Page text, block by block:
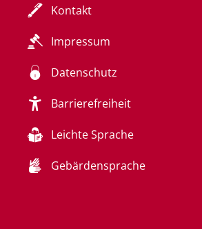
Kontakt
Impressum
Datenschutz
Barrierefreiheit
Leichte Sprache
Gebärdensprache